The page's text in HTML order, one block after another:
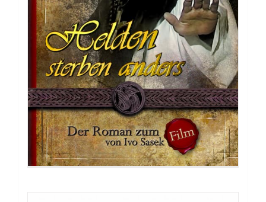
Buch: Die Königsherrschaft Gottes